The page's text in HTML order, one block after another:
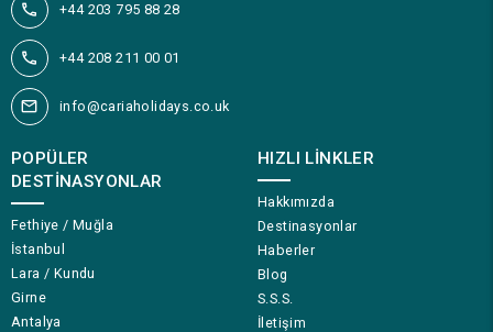
+44 203 795 88 28
+44 208 211 00 01
info@cariaholidays.co.uk
POPÜLER
DESTINASYONLAR
Fethiye / Muğla
İstanbul
Lara / Kundu
Girne
Antalya
HIZLI LINKLER
Hakkımızda
Destinasyonlar
Haberler
Blog
S.S.S.
İletişim